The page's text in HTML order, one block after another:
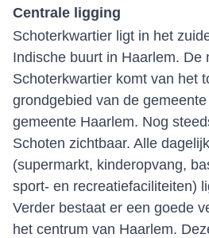
Centrale ligging
Schoterkwartier ligt in het
Indische buurt in Haarlem. De
Schoterkwartier komt van het
grondgebied van de
gemeente Haarlem. Nog
Schoten zichtbaar. Alle
(supermarkt, kinderopvang,
sport- en recreatiefaciliteiten)
Verder bestaat er een goede
het centrum van Haarlem.